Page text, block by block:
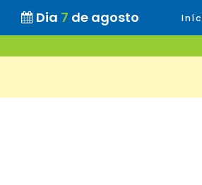
Dia 7 de agosto